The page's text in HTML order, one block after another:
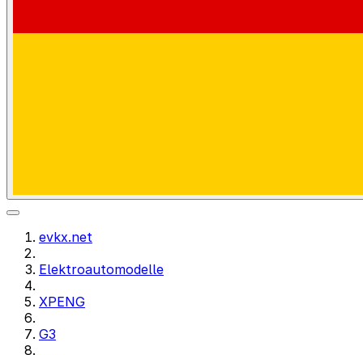
evkx.net
Elektroautomodelle
XPENG
G3